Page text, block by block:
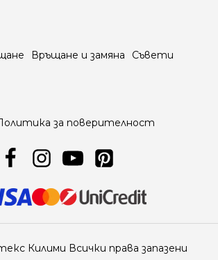
Връщане и замяна Съвети
за поверителност
Килими Всички права запазени